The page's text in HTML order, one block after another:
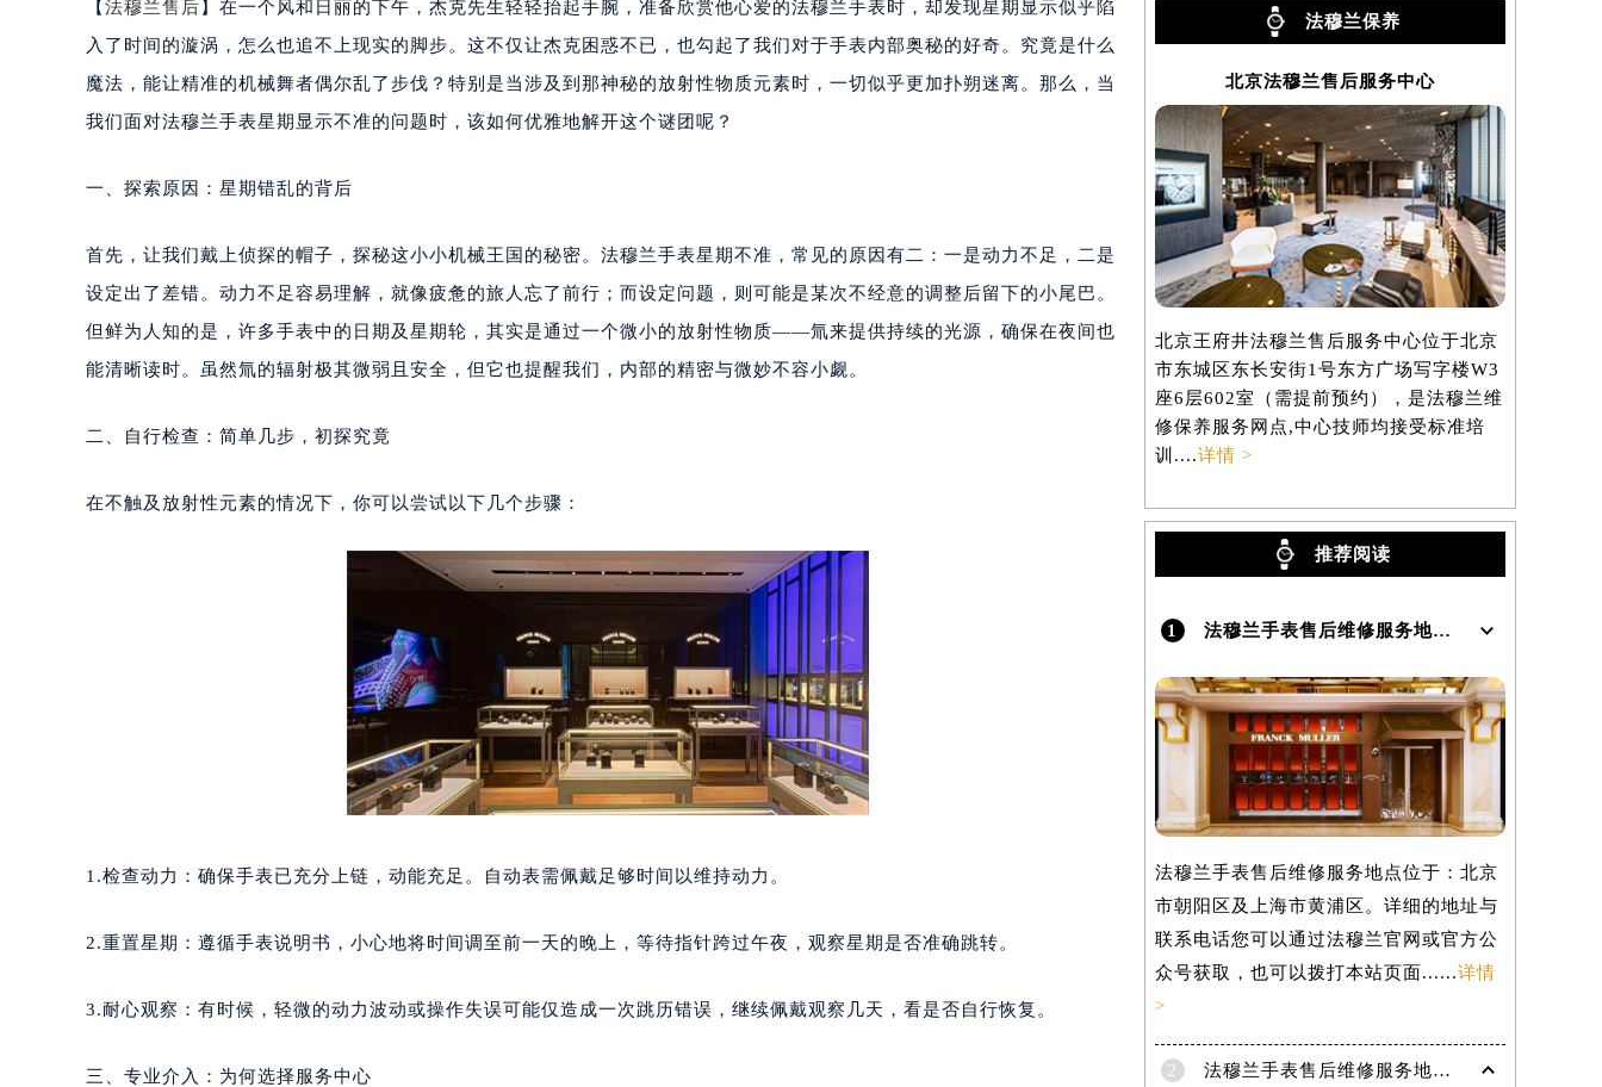
济南市历下区经十路11111号华润中心写字楼（万象城）15层1508室（需提前预约）
广州市天河区天河路230号万菱汇国际中心写字楼A塔7层704室（需提前预约）
深圳市罗湖区深南东路5001号华润大厦写字楼17层1701室（需提前预约）
厦门市思明区湖滨东路95号华润大厦写字楼B座11层1104室（需提前预约）
福州市鼓楼区五四路128-1号恒力城写字楼15层03室（需提前预约）
成都市锦江区人民东路6号SAC东原中心写字楼24层2406B室（需提前预约）
重庆市江北区观音桥步行街2号融恒时代广场写字楼9层902室（需提前预约）
郑州市二七区铭功路10号华润大厦写字楼29层2905室（需提前预约）
沈阳市沈河区中街路137号亨得利名表服务中心（品牌授权店）1层整层（需提前预约）
乌鲁木齐市天山区红山路26号时代广场（CCMALL）C座17层17-B（需提前预约）
温州市鹿城区锦绣路1067号置信广场10层1015室（需提前预约）
哈尔滨市道里区友谊西路600号富力中心T2座写字楼29层03室（需提前预约）
大连市中山区人民路15号国际金融大厦7层G室（需提前预约）
佛山市禅城区季华五路57号万科金融中心C座12层1205室（需提前预约）
东莞市东城街道鸿福东路1号民盈国贸中心T1写字楼9层907室（需提前预约）
无锡市梁溪区人民中路139号恒隆广场写字楼1座11层1104室（需提前预约）
南通市崇川区工农路57号圆融广场写字楼16层1603室（需提前预约）
武汉市江汉区解放大道686号世界贸易大厦38层09室（需提前预约）
合肥市蜀山区潜山路111号万象城华润大厦B座12楼03室（需提前预约）
青岛市南区山东路6号华润大厦B座22层04室（需提前预约）
长春市朝阳区西安大路727号中银大厦A座(旺进大厦)18层09室（需提前预约）
【 法穆兰售后 】在一个风和日丽的下午，杰克先生轻轻抬起手腕，准备欣赏他心爱的法穆兰手表时，却发现星期显示似乎陷
入了时间的漩涡，怎么也追不上现实的脚步。这不仅让杰克困惑不已，也勾起了我们对于手表内部奥秘的好奇。究竟是什么
魔法，能让精准的机械舞者偶尔乱了步伐？特别是当涉及到那神秘的放射性物质元素时，一切似乎更加扑朔迷离。那么，当
我们面对法穆兰手表星期显示不准的问题时，该如何优雅地解开这个谜团呢？
一、探索原因：星期错乱的背后
首先，让我们戴上侦探的帽子，探秘这小小机械王国的秘密。法穆兰手表星期不准，常见的原因有二：一是动力不足，二是
设定出了差错。动力不足容易理解，就像疲惫的旅人忘了前行；而设定问题，则可能是某次不经意的调整后留下的小尾巴。
但鲜为人知的是，许多手表中的日期及星期轮，其实是通过一个微小的放射性物质——氚来提供持续的光源，确保在夜间也
能清晰读时。虽然氚的辐射极其微弱且安全，但它也提醒我们，内部的精密与微妙不容小觑。
二、自行检查：简单几步，初探究竟
在不触及放射性元素的情况下，你可以尝试以下几个步骤：
1.检查动力：确保手表已充分上链，动能充足。自动表需佩戴足够时间以维持动力。
2.重置星期：遵循手表说明书，小心地将时间调至前一天的晚上，等待指针跨过午夜，观察星期是否准确跳转。
3.耐心观察：有时候，轻微的动力波动或操作失误可能仅造成一次跳历错误，继续佩戴观察几天，看是否自行恢复。
三、专业介入：为何选择服务中心
法穆兰保养
北京法穆兰售后服务中心
北京王府井法穆兰售后服务中心位于北京
市东城区东长安街1号东方广场写字楼W3
座6层602室（需提前预约），是法穆兰维
修保养服务网点,中心技师均接受标准培
训....详情 >
推荐阅读
1 法穆兰手表售后维修服务地点在哪里呢？
法穆兰手表售后维修服务地点位于：北京
市朝阳区及上海市黄浦区。详细的地址与
联系电话您可以通过法穆兰官网或官方公
众号获取，也可以拨打本站页面......详情
>
2 法穆兰手表售后维修服务地点电话是多少？